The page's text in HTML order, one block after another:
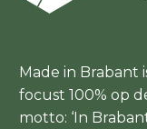
Made in Brabant
focust 100% op
motto: ‘In